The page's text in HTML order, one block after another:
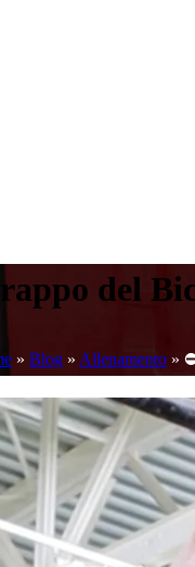
del
» Blog » Allenamento »